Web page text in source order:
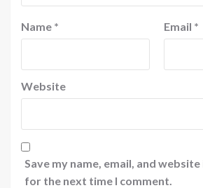
Name * Email *
Website
Save my name, email, and
for the next time I comment.